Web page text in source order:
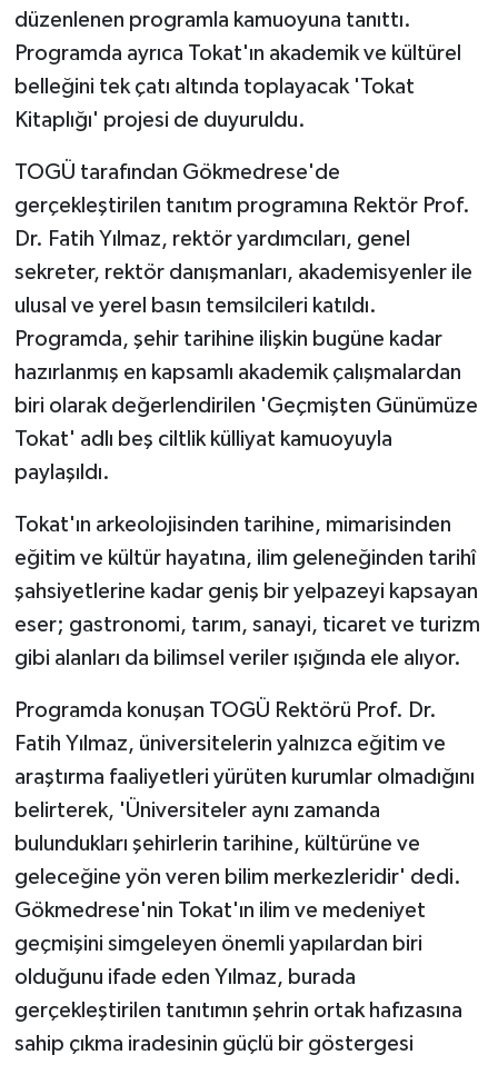
düzenlenen programla kamuoyuna tanıttı.
Programda ayrıca Tokat'ın akademik ve kültürel
belleğini tek çatı altında toplayacak 'Tokat
Kitaplığı' projesi de duyuruldu.
TOGÜ tarafından Gökmedrese'de
gerçekleştirilen tanıtım programına Rektör Prof.
Dr. Fatih Yılmaz, rektör yardımcıları, genel
sekreter, rektör danışmanları, akademisyenler ile
ulusal ve yerel basın temsilcileri katıldı.
Programda, şehir tarihine ilişkin bugüne kadar
hazırlanmış en kapsamlı akademik çalışmalardan
biri olarak değerlendirilen 'Geçmişten Günümüze
Tokat' adlı beş ciltlik külliyat kamuoyuyla
paylaşıldı.
Tokat'ın arkeolojisinden tarihine, mimarisinden
eğitim ve kültür hayatına, ilim geleneğinden tarihî
şahsiyetlerine kadar geniş bir yelpazeyi kapsayan
eser; gastronomi, tarım, sanayi, ticaret ve turizm
gibi alanları da bilimsel veriler ışığında ele alıyor.
Programda konuşan TOGÜ Rektörü Prof. Dr.
Fatih Yılmaz, üniversitelerin yalnızca eğitim ve
araştırma faaliyetleri yürüten kurumlar olmadığını
belirterek, 'Üniversiteler aynı zamanda
bulundukları şehirlerin tarihine, kültürüne ve
geleceğine yön veren bilim merkezleridir' dedi.
Gökmedrese'nin Tokat'ın ilim ve medeniyet
geçmişini simgeleyen önemli yapılardan biri
olduğunu ifade eden Yılmaz, burada
gerçekleştirilen tanıtımın şehrin ortak hafızasına
sahip çıkma iradesinin güçlü bir göstergesi